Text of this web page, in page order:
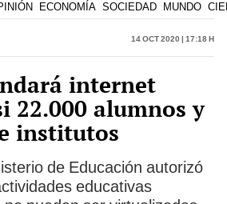
ECONOMÍA SOCIEDAD MUNDO
14 Oct 2020 | 17:18 h
internet
22.000 alumnos y
institutos
de Educación autorizó
educativas